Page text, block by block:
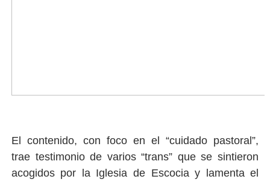
El contenido, con foco en el “cuidado pastoral”,
trae testimonio de varios “trans” que se sintieron
acogidos por la Iglesia de Escocia y lamenta el